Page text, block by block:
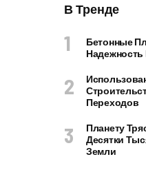
В Тренде
Бетонные
Надежность
Переходов
Планету
Десятки
Земли